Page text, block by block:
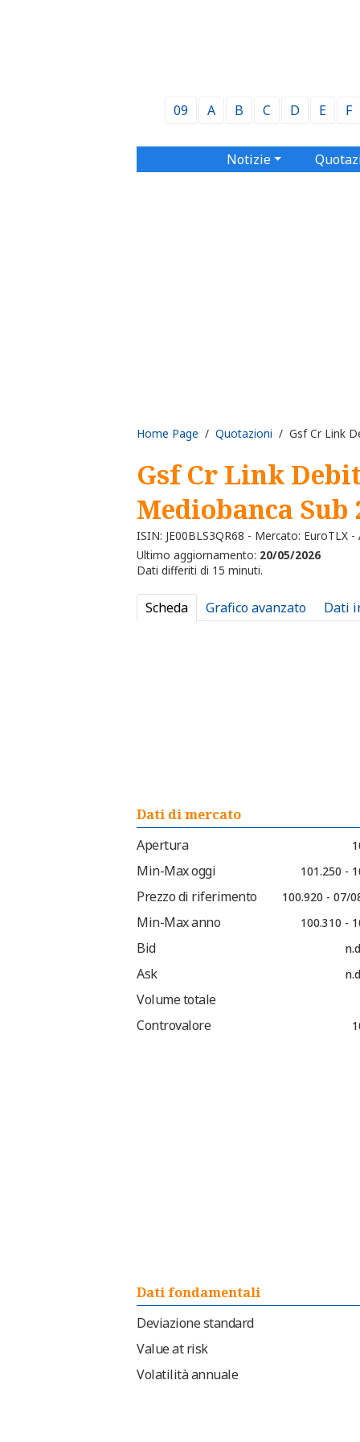
09 A B C D E F
Notizie
Home Page / Quotazioni / Gsf Cr Link
Gsf Cr Link
Mediobanca Sub
ISIN: JE00BLS3QR68 - Mercato: EuroTLX -
Ultimo aggiornamento: 20/05/2026
Dati differiti di 15 minuti.
Scheda Grafico avanzato Dati
Dati di mercato
Apertura
Min-Max oggi 101.250 -
Prezzo di riferimento 100.920 - 07/
Min-Max anno 100.310 -
Bid
Ask
Volume totale
Controvalore
Dati fondamentali
Deviazione standard
Value at risk
Volatilità annuale